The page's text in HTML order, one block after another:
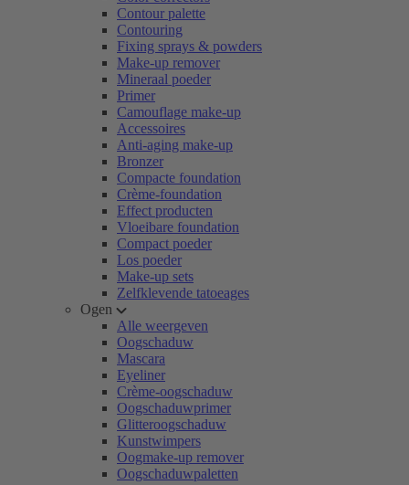
Contour palette
Contouring
Fixing sprays & powders
Make-up remover
Mineraal poeder
Primer
Camouflage make-up
Accessoires
Anti-aging make-up
Bronzer
Compacte foundation
Crème-foundation
Effect producten
Vloeibare foundation
Compact poeder
Los poeder
Make-up sets
Zelfklevende tatoeages
Ogen
Alle weergeven
Oogschaduw
Mascara
Eyeliner
Crème-oogschaduw
Oogschaduwprimer
Glitteroogschaduw
Kunstwimpers
Oogmake-up remover
Oogschaduwpaletten